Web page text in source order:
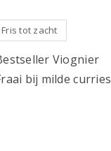
Fris tot zacht
Viognier
bij milde curries